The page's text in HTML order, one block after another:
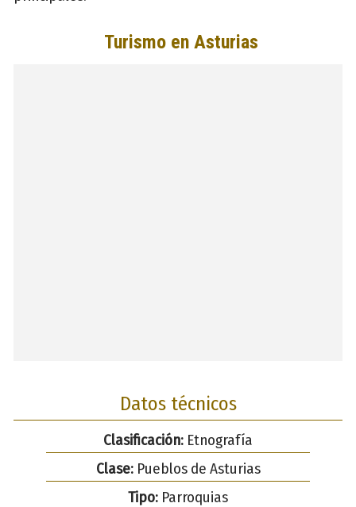
Datos técnicos
Clasificación: Etnografía
Clase:Pueblos de Asturias
Tipo: Parroquias